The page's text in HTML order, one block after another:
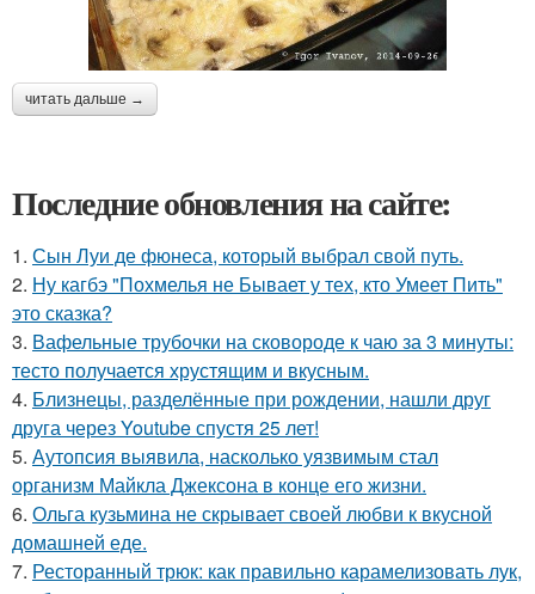
читать дальше →
Последние обновления на сайте:
1. Сын Луи де фюнеса, который выбрал свой путь.
2. Ну кагбэ "Похмелья не Бывает у тех, кто Умеет Пить"
это сказка?
3. Вафельные трубочки на сковороде к чаю за 3 минуты:
тесто получается хрустящим и вкусным.
4. Близнецы, разделённые при рождении, нашли друг
друга через Youtube спустя 25 лет!
5. Аутопсия выявила, насколько уязвимым стал
организм Майкла Джексона в конце его жизни.
6. Ольга кузьмина не скрывает своей любви к вкусной
домашней еде.
7. Ресторанный трюк: как правильно карамелизовать лук,